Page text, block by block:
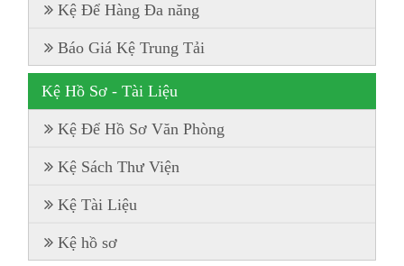
Kệ Để Hàng Đa năng
Báo Giá Kệ Trung Tải
Kệ Hồ Sơ - Tài Liệu
Kệ Để Hồ Sơ Văn Phòng
Kệ Sách Thư Viện
Kệ Tài Liệu
Kệ hồ sơ